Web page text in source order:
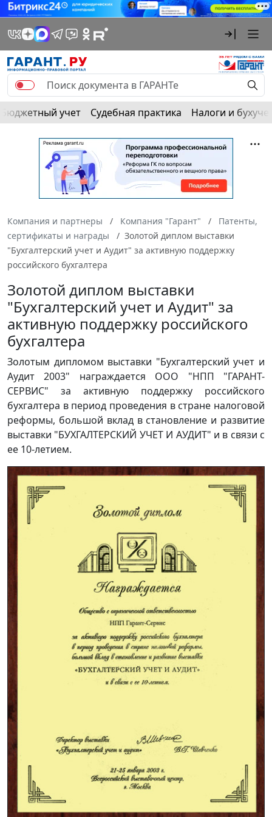
Бюджетный учет Судебная практика Налоги и
Компания и партнеры Компания "Гарант"
Патенты,
сертификаты и награды
Золотой диплом выставки
"Бухгалтерский учет и Аудит" за активную поддержку
российского бухгалтера
Золотой диплом выставки
"Бухгалтерский учет и Аудит" за
активную поддержку российского
бухгалтера
Золотым дипломом выставки "Бухгалтерский учет и
Аудит 2003" награждается ООО "НПП "ГАРАНТ-
СЕРВИС" за активную поддержку российского
бухгалтера в период проведения в стране налоговой
реформы, большой вклад в становление и развитие
выставки "БУХГАЛТЕРСКИЙ УЧЕТ И АУДИТ" и в связи с
ее 10-летием.